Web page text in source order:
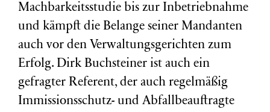
Machbarkeitsstudie bis zur Inbetriebnahme
und kämpft die Belange seiner Mandanten
auch vor den Verwaltungsgerichten zum
Erfolg. Dirk Buchsteiner ist auch ein
gefragter Referent, der auch regelmäßig
Immissionsschutz- und Abfallbeauftragte